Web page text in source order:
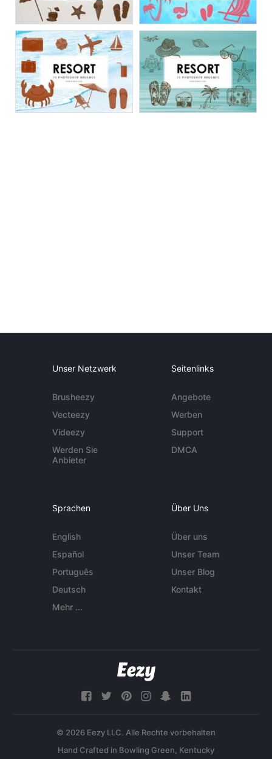
Unser Netzwerk
Brusheezy
Vecteezy
Videezy
Werden Sie
Anbieter
Seitenlinks
Angebote
Werben
Support
DMCA
Sprachen
English
Español
Português
Deutsch
Mehr ...
Über Uns
Über uns
Unser Team
Unser Blog
Kontakt
© 2026 Eezy LLC. Alle Rechte vorbehalten